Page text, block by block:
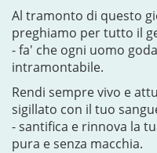
Al tramonto di questo
preghiamo per tutto il
- fa' che ogni uomo
intramontabile.
Rendi sempre vivo e
sigillato con il tuo
- santifica e rinnova la
pura e senza macchia.